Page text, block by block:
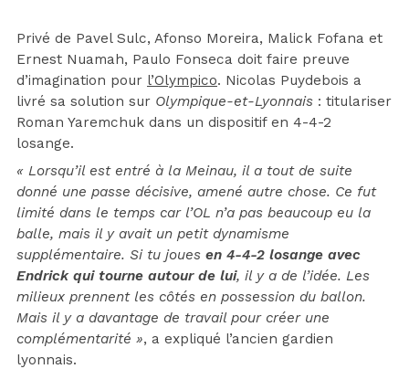
Privé de Pavel Sulc, Afonso Moreira, Malick Fofana et
Ernest Nuamah, Paulo Fonseca doit faire preuve
d’imagination pour l’Olympico. Nicolas Puydebois a
livré sa solution sur Olympique-et-Lyonnais : titulariser
Roman Yaremchuk dans un dispositif en 4-4-2
losange.
« Lorsqu’il est entré à la Meinau, il a tout de suite
donné une passe décisive, amené autre chose. Ce fut
limité dans le temps car l’OL n’a pas beaucoup eu la
balle, mais il y avait un petit dynamisme
supplémentaire. Si tu joues en 4-4-2 losange avec
Endrick qui tourne autour de lui, il y a de l’idée. Les
milieux prennent les côtés en possession du ballon.
Mais il y a davantage de travail pour créer une
complémentarité », a expliqué l’ancien gardien
lyonnais.